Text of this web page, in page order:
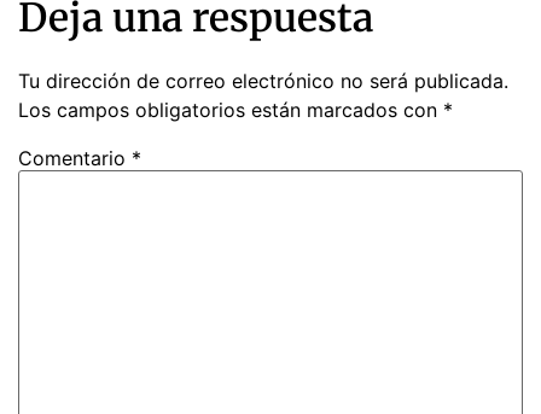
Deja una respuesta
Tu dirección de correo electrónico no será publicada.
Los campos obligatorios están marcados con *
Comentario *